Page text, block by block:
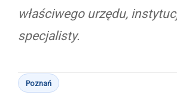
właściwego urzędu,
specjalisty.
Poznań